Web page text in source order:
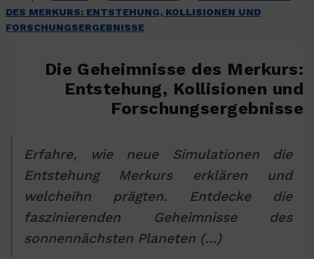
DES MERKURS: ENTSTEHUNG, KOLLISIONEN UND
FORSCHUNGSERGEBNISSE
Die Geheimnisse des Merkurs:
Entstehung, Kollisionen und
Forschungsergebnisse
Erfahre, wie neue Simulationen die
Entstehung Merkurs erklären und
welcheihn prägten. Entdecke die
faszinierenden Geheimnisse des
sonnennächsten Planeten (…)